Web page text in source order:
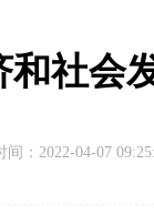
和社会
： 2022-04-07